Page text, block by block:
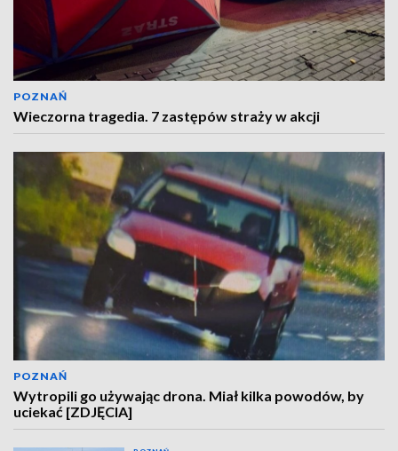
POZNAŃ
Wieczorna tragedia. 7 zastępów straży w akcji
POZNAŃ
Wytropili go używając drona. Miał kilka powodów, by
uciekać [ZDJĘCIA]